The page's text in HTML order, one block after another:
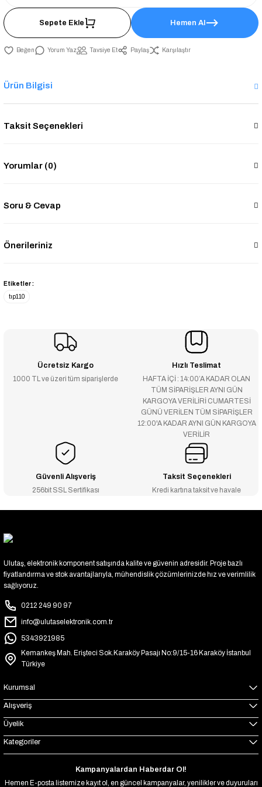
Sepete Ekle Hemen Al
Yorum Yaz Tavsiye Et Paylaş Karşılaştır
Ürün Bilgisi
Taksit Seçenekleri
Yorumlar (0)
Soru & Cevap
Önerileriniz
Etiketler :
tıp110
Ücretsiz Kargo
1000 TL ve üzeri tüm siparişlerde
Hızlı Teslimat
HAFTA İÇİ : 14:00’A KADAR OLAN
TÜM SİPARİŞLER AYNI GÜN
KARGOYA VERİLİRİ CUMARTESİ
GÜNÜ VERİLEN TÜM SİPARİŞLER
12:00'A KADAR AYNI GÜN KARGOYA
VERİLİR
Güvenli Alışveriş
256bit SSL Sertifikası
Taksit Seçenekleri
Kredi kartına taksit ve havale
Ulutaş, elektronik komponent satışında kalite ve güvenin adresidir. Proje bazlı
fiyatlandırma ve stok avantajlarıyla, mühendislik çözümlerinizde hız ve verimlilik
sağlıyoruz.
0212 249 90 97
info@ulutaselektronik.com.tr
5343921985
Kemankeş Mah. Erişteci Sok.Karaköy Pasajı No:9/15-16 Karaköy İstanbul
Türkiye
Kurumsal
Alışveriş
Üyelik
Kategoriler
Kampanyalardan Haberdar Ol!
Hemen E-posta listemize kayıt ol, en güncel kampanyalar, yenilikler ve duyuruları